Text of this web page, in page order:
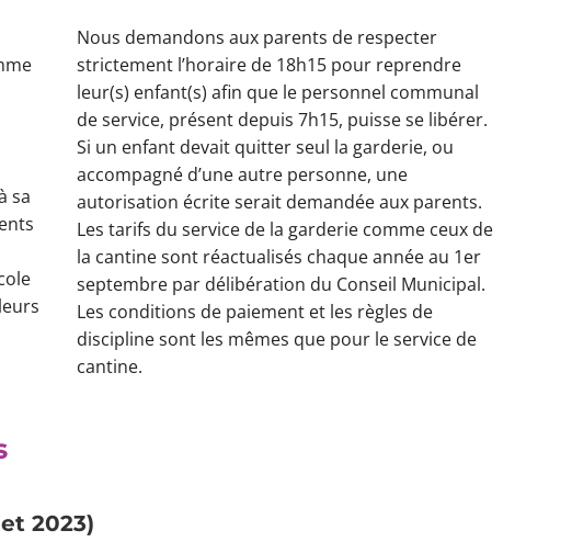
sa
Nous demandons aux parents de respecter
strictement l’horaire de 18h15 pour reprendre
leur(s) enfant(s) afin que le personnel communal
de service, présent depuis 7h15, puisse se libérer.
Si un enfant devait quitter seul la garderie, ou
accompagné d’une autre personne, une
autorisation écrite serait demandée aux parents.
Les tarifs du service de la garderie comme ceux de
la cantine sont réactualisés chaque année au 1er
septembre par délibération du Conseil Municipal.
Les conditions de paiement et les règles de
discipline sont les mêmes que pour le service de
cantine.
2023)